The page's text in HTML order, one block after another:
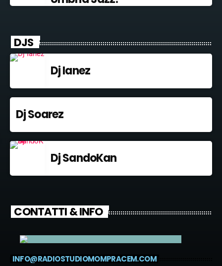
DJS
Dj Ianez
Dj Soarez
Dj SandoKan
CONTATTI & INFO
INFO@RADIOSTUDIOMOMPRACEM.COM